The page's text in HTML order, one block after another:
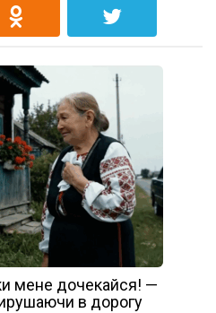
мене дочекайся! —
в дорогу